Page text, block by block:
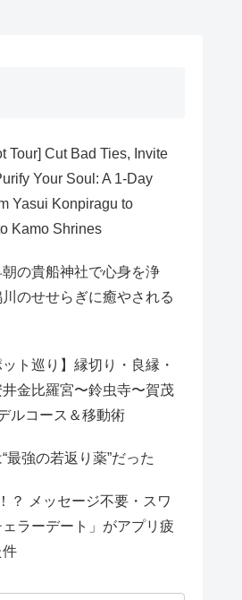
Tour] Cut Bad Ties, Invite
Your Soul: A 1-Day
Yasui Konpiragu to
Kamo Shrines
朝の貴船神社で心身を浄
のせせらぎに癒やされる
ット巡り】縁切り・良縁・
金比羅宮〜鈴虫寺〜賀茂
ルコース＆移動術
最強の若返り薬”だった
？ メッセージ不要・スワ
ラーデート」がアプリ疲
件